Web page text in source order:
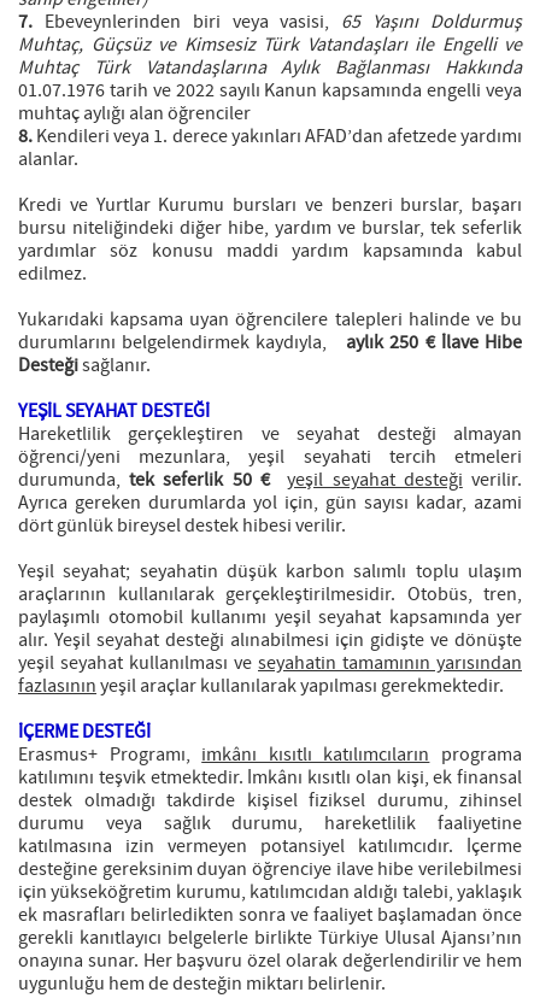
7. Ebeveynlerinden biri veya vasisi, 65 Yaşını Doldurmuş
Muhtaç, Güçsüz ve Kimsesiz Türk Vatandaşları ile Engelli ve
Muhtaç Türk Vatandaşlarına Aylık Bağlanması Hakkında
01.07.1976 tarih ve 2022 sayılı Kanun kapsamında engelli veya
muhtaç aylığı alan öğrenciler
8.Kendileri veya 1. derece yakınları AFAD’dan afetzede yardımı
alanlar.
Kredi ve Yurtlar Kurumu bursları ve benzeri burslar, başarı
bursu niteliğindeki diğer hibe, yardım ve burslar, tek seferlik
yardımlar söz konusu maddi yardım kapsamında kabul
edilmez.
Yukarıdaki kapsama uyan öğrencilere talepleri halinde ve bu
durumlarını belgelendirmek kaydıyla, aylık 250 € İlave Hibe
Desteğisağlanır.
YEŞİL SEYAHAT DESTEĞİ
Hareketlilik gerçekleştiren ve seyahat desteği almayan
öğrenci/yeni mezunlara, yeşil seyahati tercih etmeleri
durumunda,tek seferlik 50 €yeşil seyahat desteği verilir.
Ayrıca gereken durumlarda yol için, gün sayısı kadar, azami
dört günlük bireysel destek hibesi verilir.
Yeşil seyahat; seyahatin düşük karbon salımlı toplu ulaşım
araçlarının kullanılarak gerçekleştirilmesidir. Otobüs, tren,
paylaşımlı otomobil kullanımı yeşil seyahat kapsamında yer
alır. Yeşil seyahat desteği alınabilmesi için gidişte ve dönüşte
yeşil seyahat kullanılması ve seyahatin tamamının yarısından
fazlasınınyeşil araçlar kullanılarak yapılması gerekmektedir.
İÇERME DESTEĞİ
Erasmus+ Programı, imkânı kısıtlı katılımcıların programa
katılımını teşvik etmektedir. İmkânı kısıtlı olan kişi, ek finansal
destek olmadığı takdirde kişisel fiziksel durumu, zihinsel
durumu veya sağlık durumu, hareketlilik faaliyetine
katılmasına izin vermeyen potansiyel katılımcıdır. İçerme
desteğine gereksinim duyan öğrenciye ilave hibe verilebilmesi
için yükseköğretim kurumu, katılımcıdan aldığı talebi, yaklaşık
ek masrafları belirledikten sonra ve faaliyet başlamadan önce
gerekli kanıtlayıcı belgelerle birlikte Türkiye Ulusal Ajansı’nın
onayına sunar. Her başvuru özel olarak değerlendirilir ve hem
uygunluğu hem de desteğin miktarı belirlenir.